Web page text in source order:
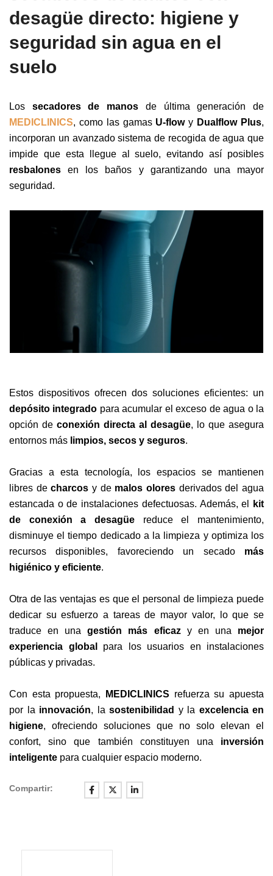
desagüe directo: higiene y
seguridad sin agua en el
suelo
Los secadores de manos de última generación de
MEDICLINICS, como las gamas U-flowy Dualflow Plus,
incorporan un avanzado sistema de recogida de agua que
impide que esta llegue al suelo, evitando así posibles
resbalones en los baños y garantizando una mayor
seguridad.
Estos dispositivos ofrecen dos soluciones eficientes: un
depósito integrado para acumular el exceso de agua o la
opción de conexión directa al desagüe, lo que asegura
entornos más limpios, secos y seguros.
Gracias a esta tecnología, los espacios se mantienen
libres decharcos y de malos olores derivados del agua
estancada o de instalaciones defectuosas. Además, el
kit
de conexión a desagüe reduce el mantenimiento,
disminuye el tiempo dedicado a la limpieza y optimiza los
recursos disponibles, favoreciendo un secado más
higiénico y eficiente.
Otra de las ventajas es que el personal de limpieza puede
dedicar su esfuerzo a tareas de mayor valor, lo que se
traduce en unagestión más eficazy en una mejor
experiencia global
para los usuarios en instalaciones
públicas y privadas.
Con esta propuesta, MEDICLINICS refuerza su apuesta
por la innovación, la sostenibilidad y la excelencia en
higiene, ofreciendo soluciones que no solo elevan el
confort, sino que también constituyen una inversión
inteligente para cualquier espacio moderno.
Compartir: